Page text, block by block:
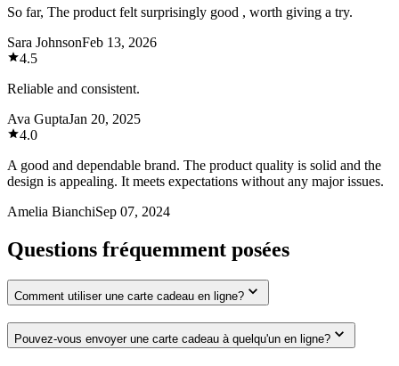
So far, The product felt surprisingly good , worth giving a try.
Sara JohnsonFeb 13, 2026
4.5
Reliable and consistent.
Ava GuptaJan 20, 2025
4.0
A good and dependable brand. The product quality is solid and the
design is appealing. It meets expectations without any major issues.
Amelia BianchiSep 07, 2024
Questions fréquemment posées
Comment utiliser une carte cadeau en ligne?
Pouvez-vous envoyer une carte cadeau à quelqu'un en ligne?